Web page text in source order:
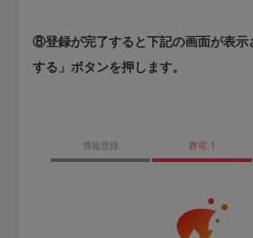
⑧登録が完了すると下記の画面が表示
する」ボタンを押します。